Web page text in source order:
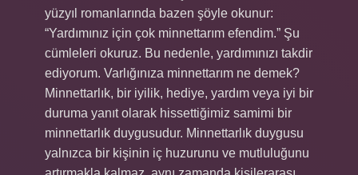
yüzyıl romanlarında bazen şöyle okunur:
“Yardımınız için çok minnettarım efendim.” Şu
cümleleri okuruz. Bu nedenle, yardımınızı takdir
ediyorum. Varlığınıza minnettarım ne demek?
Minnettarlık, bir iyilik, hediye, yardım veya iyi bir
duruma yanıt olarak hissettiğimiz samimi bir
minnettarlık duygusudur. Minnettarlık duygusu
yalnızca bir kişinin iç huzurunu ve mutluluğunu